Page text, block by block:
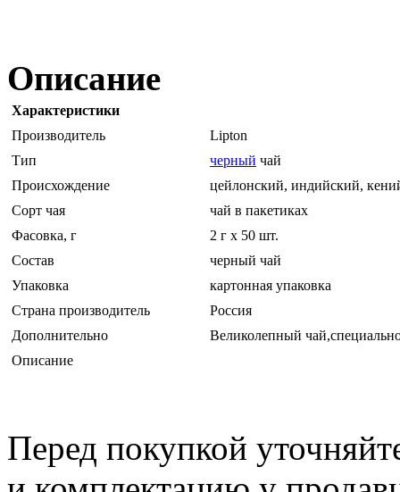
Описание
Характеристики
Производитель
Lipton
Тип
черный чай
Происхождение
цейлонский, индийский,
Сорт чая
чай в пакетиках
Фасовка, г
2 г х 50 шт.
Состав
черный чай
Упаковка
картонная упаковка
Страна производитель
Россия
Дополнительно
Великолепный
Описание
Перед покупкой